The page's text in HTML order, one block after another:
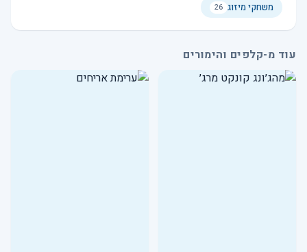
משחקי מיזוג 26
עוד מ-קלפים והימורים